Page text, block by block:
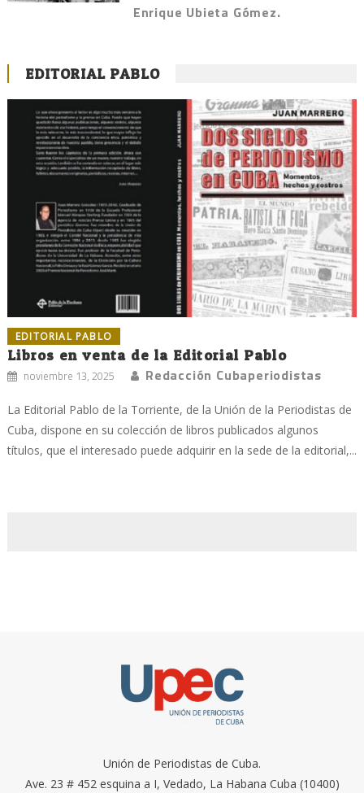
Enrique Ubieta Gómez.
EDITORIAL PABLO
EDITORIAL PABLO
Libros en venta de la Editorial Pablo
noviembre 13, 2025 Redacción Cubaperiodistas
La Editorial Pablo de la Torriente, de la Unión de la Periodistas de
Cuba, dispone en su colección de libros publicados algunos
títulos, que el interesado puede adquirir en la sede de la editorial,...
Unión de Periodistas de Cuba.
Ave. 23 # 452 esquina a I, Vedado, La Habana Cuba (10400)